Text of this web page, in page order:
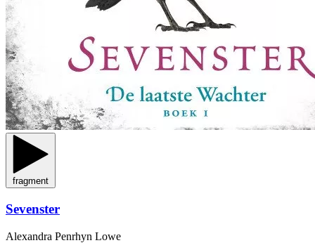
fragment
Sevenster
Alexandra Penrhyn Lowe